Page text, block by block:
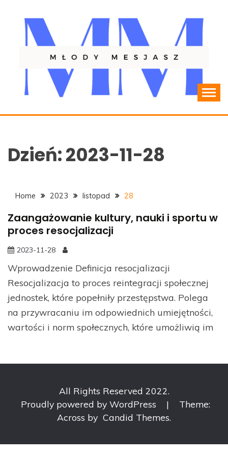
content
MLODYMESJASZ.PL
Dzień:2023-11-28
Home 2023 listopad 28
Zaangażowanie kultury, nauki i sportu w
proces resocjalizacji
2023-11-28
Wprowadzenie Definicja resocjalizacji
Resocjalizacja to proces reintegracji społecznej
jednostek, które popełniły przestępstwa. Polega
na przywracaniu im odpowiednich umiejętności,
wartości i norm społecznych, które umożliwią im
All Rights Reserved 2022.
Proudly powered by WordPress
|
Theme:
Across by Candid Themes.